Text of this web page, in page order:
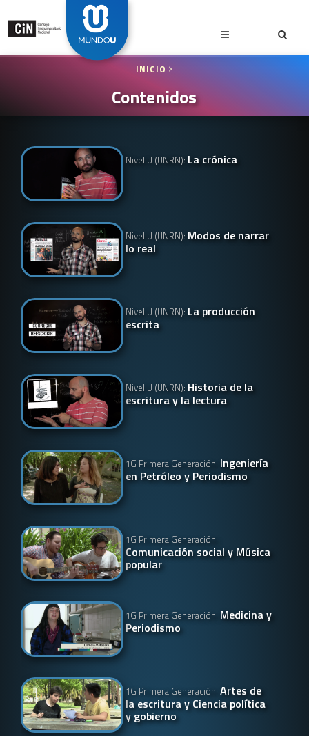
INICIO
Contenidos
Nivel U (UNRN): La crónica
Nivel U (UNRN): Modos de narrar
lo real
Nivel U (UNRN): La producción
escrita
Nivel U (UNRN): Historia de la
escritura y la lectura
1G Primera Generación: Ingeniería
en Petróleo y Periodismo
1G Primera Generación:
Comunicación social y Música
popular
1G Primera Generación: Medicina y
Periodismo
1G Primera Generación:Artes de
la escritura y Ciencia política
y gobierno